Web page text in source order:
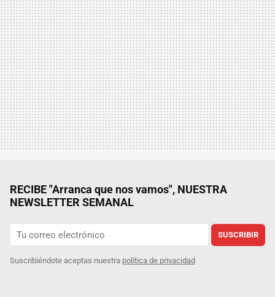
RECIBE "Arranca que nos vamos", NUESTRA
NEWSLETTER SEMANAL
SUSCRIBIR
Suscribiéndote aceptas nuestra política de privacidad